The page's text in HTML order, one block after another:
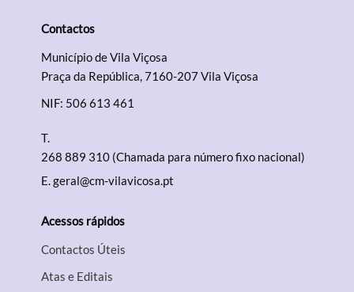
Contactos
Município de Vila Viçosa
Praça da República, 7160-207 Vila Viçosa
NIF: 506 613 461
T.
268 889 310 (Chamada para número fixo nacional)
E.geral@cm-vilavicosa.pt
Acessos rápidos
Contactos Úteis
Atas e Editais